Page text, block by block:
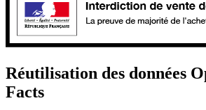
Réutilisation des données
Facts